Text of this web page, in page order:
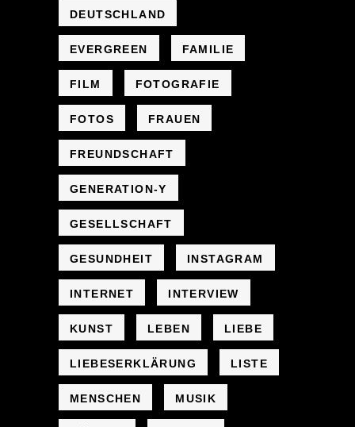
DEUTSCHLAND
EVERGREEN FAMILIE
FILM FOTOGRAFIE
FOTOS FRAUEN
FREUNDSCHAFT
GENERATION-Y
GESELLSCHAFT
GESUNDHEIT INSTAGRAM
INTERNET INTERVIEW
KUNST LEBEN LIEBE
LIEBESERKLÄRUNG LISTE
MENSCHEN MUSIK